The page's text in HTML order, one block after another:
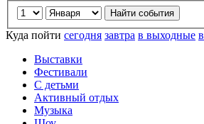
Куда пойти сегодня завтра в выходные
Выставки
Фестивали
С детьми
Активный отдых
Музыка